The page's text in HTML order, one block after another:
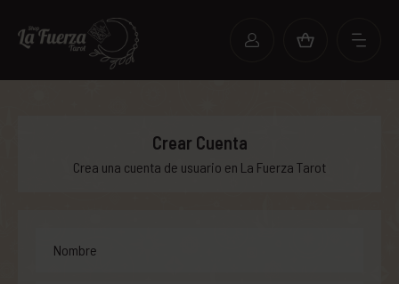
Crear Cuenta
Crea una cuenta de usuario en La Fuerza Tarot
Nombre